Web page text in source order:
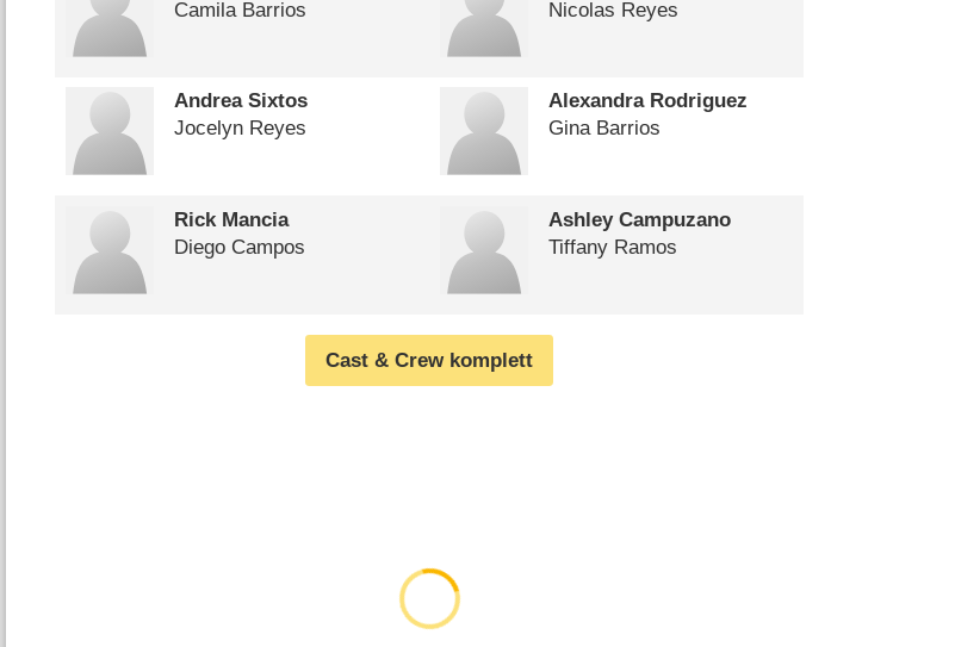
Camila Barrios
Nicolas Reyes
Andrea Sixtos
Jocelyn Reyes
Alexandra Rodriguez
Gina Barrios
Rick Mancia
Diego Campos
Ashley Campuzano
Tiffany Ramos
Cast & Crew komplett